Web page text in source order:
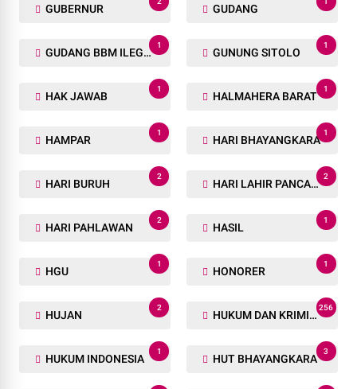
GUBERNUR GUDANG
GUDANG BBM ILEGAL
1
GUNUNG SITOLO
1
HAK JAWAB
1
HALMAHERA BARAT
1
HAMPAR
1
HARI BHAYANGKARA
1
HARI BURUH
2
HARI LAHIR PANCASILA
2
HARI PAHLAWAN
2
HASIL
1
HGU
1
HONORER
1
HUJAN
2
HUKUM DAN KRIMINAL
256
HUKUM INDONESIA
1
HUT BHAYANGKARA
3